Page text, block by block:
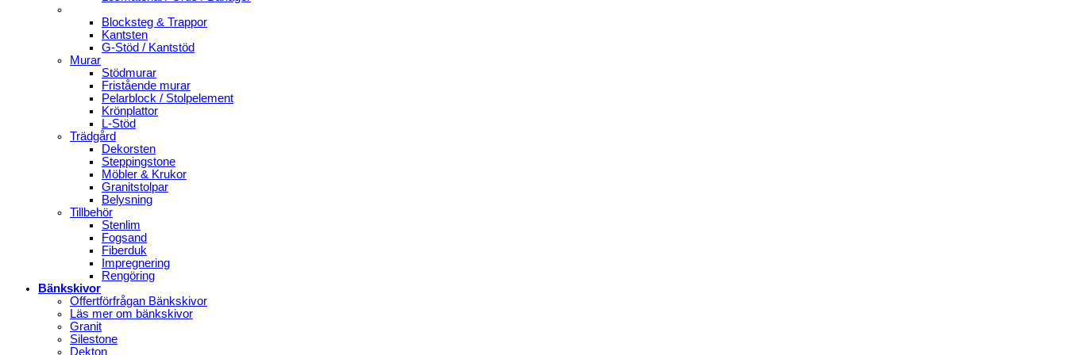
Blocksteg & Trappor
Kantsten
G-Stöd / Kantstöd
Murar
Stödmurar
Fristående murar
Pelarblock / Stolpelement
Krönplattor
L-Stöd
Trädgård
Dekorsten
Steppingstone
Möbler & Krukor
Granitstolpar
Belysning
Tillbehör
Stenlim
Fogsand
Fiberduk
Impregnering
Rengöring
Bänkskivor
Offertförfrågan Bänkskivor
Läs mer om bänkskivor
Granit
Silestone
Dekton